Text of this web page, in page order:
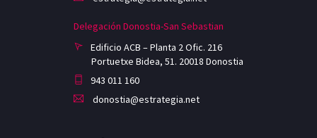
Delegación Donostia-San Sebastian
Edificio ACB – Planta 2 Ofic. 216
Portuetxe Bidea, 51. 20018 Donostia
943 011 160
donostia@estrategia.net